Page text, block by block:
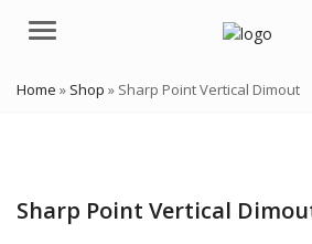
Menu
Home » Shop » Sharp Point Vertical Dimout
Sharp Point Vertical